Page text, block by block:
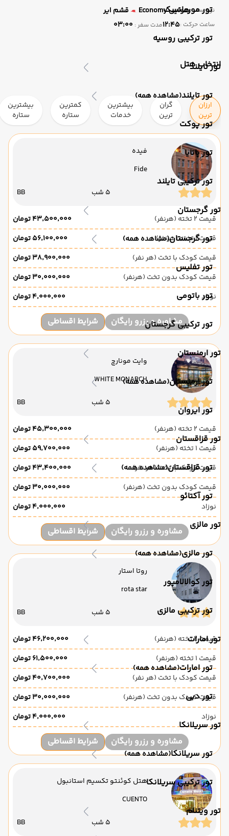
تور مورمانسک
تور ترکیبی روسیه
تور تایلند
تور تایلند(مشاهده همه)
تور پوکت
تور پاتایا
تور ترکیبی تایلند
تور گرجستان
تور گرجستان(مشاهده همه)
تور تفلیس
تور باتومی
تور ترکیبی گرجستان
تور ارمنستان
تور ارمنستان(مشاهده همه)
تور ایروان
تور قزاقستان
تور قزاقستان(مشاهده همه)
تور آکتائو
تور مالزی
تور مالزی(مشاهده همه)
تور کوالالامپور
تور ترکیبی مالزی
تور امارات
تور امارات(مشاهده همه)
تور دبی
تور سریلانکا
تور سریلانکا(مشاهده همه)
تور ترکیبی سریلانکا
تور ویتنام
نوع سفر :هواییEconomy قشم ایر
ساعت حرکت :12:45مدت سفر : 03:00
انتخاب هتل
ارزان
ترین
گران
ترین
بیشترین
خدمات
کمترین
ستاره
بیشترین
ستاره
فیده
Fide
5 شب BB
قیمت 2 تخته (هرنفر)
۴۳٬۵۰۰٬۰۰۰ تومان
قیمت 1 تخته (هرنفر)
۵۶٬۱۰۰٬۰۰۰ تومان
قیمت کودک با تخت (هر نفر)
۳۸٬۹۰۰٬۰۰۰ تومان
قیمت کودک بدون تخت (هرنفر)
۳۰٬۰۰۰٬۰۰۰ تومان
نوزاد
۴٬۰۰۰٬۰۰۰ تومان
مشاوره و رزرو رایگان شرایط اقساطی
وایت مونارچ
WHITE MONARCH
5 شب BB
قیمت 2 تخته (هرنفر)
۴۵٬۳۰۰٬۰۰۰ تومان
قیمت 1 تخته (هرنفر)
۵۹٬۷۰۰٬۰۰۰ تومان
قیمت کودک با تخت (هر نفر)
۴۳٬۴۰۰٬۰۰۰ تومان
قیمت کودک بدون تخت (هرنفر)
۳۰٬۰۰۰٬۰۰۰ تومان
نوزاد
۴٬۰۰۰٬۰۰۰ تومان
مشاوره و رزرو رایگان شرایط اقساطی
روتا استار
rota star
5 شب BB
قیمت 2 تخته (هرنفر)
۴۶٬۲۰۰٬۰۰۰ تومان
قیمت 1 تخته (هرنفر)
۶۱٬۵۰۰٬۰۰۰ تومان
قیمت کودک با تخت (هر نفر)
۴۰٬۷۰۰٬۰۰۰ تومان
قیمت کودک بدون تخت (هرنفر)
۳۰٬۰۰۰٬۰۰۰ تومان
نوزاد
۴٬۰۰۰٬۰۰۰ تومان
مشاوره و رزرو رایگان شرایط اقساطی
هتل کوئنتو تکسیم استانبول
CUENTO
5 شب BB